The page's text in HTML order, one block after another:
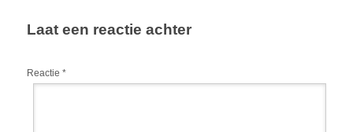
Laat een reactie achter
Reactie *